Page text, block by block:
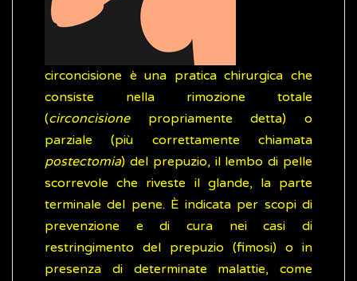
circoncisione è una pratica chirurgica che
consiste nella rimozione totale
(circoncisionepropriamente detta) o
parziale (più correttamente chiamata
postectomia) del prepuzio, il lembo di pelle
scorrevole che riveste il glande, la parte
terminale del pene. È indicata per scopi di
prevenzione e di cura nei casi di
restringimento del prepuzio (fimosi) o in
presenza di determinate malattie, come